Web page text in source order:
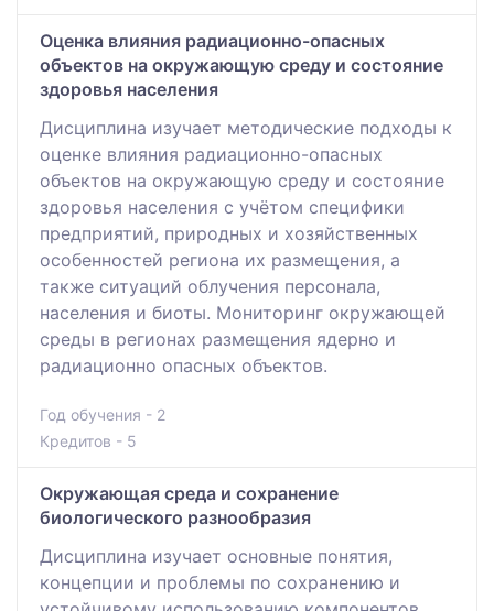
Оценка влияния радиационно-опасных
объектов на окружающую среду и состояние
здоровья населения
Дисциплина изучает методические подходы к
оценке влияния радиационно-опасных
объектов на окружающую среду и состояние
здоровья населения с учётом специфики
предприятий, природных и хозяйственных
особенностей региона их размещения, а
также ситуаций облучения персонала,
населения и биоты. Мониторинг окружающей
среды в регионах размещения ядерно и
радиационно опасных объектов.
Год обучения - 2
Кредитов - 5
Окружающая среда и сохранение
биологического разнообразия
Дисциплина изучает основные понятия,
концепции и проблемы по сохранению и